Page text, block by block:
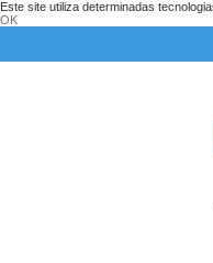
Este site utiliza determinadas
OK